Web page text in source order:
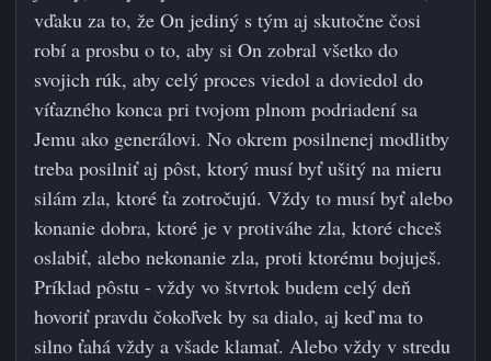
vďaku za to, že On jediný s tým aj skutočne čosi
robí a prosbu o to, aby si On zobral všetko do
svojich rúk, aby celý proces viedol a doviedol do
víťazného konca pri tvojom plnom podriadení sa
Jemu ako generálovi. No okrem posilnenej modlitby
treba posilniť aj pôst, ktorý musí byť ušitý na mieru
silám zla, ktoré ťa zotročujú. Vždy to musí byť alebo
konanie dobra, ktoré je v protiváhe zla, ktoré chceš
oslabiť, alebo nekonanie zla, proti ktorému bojuješ.
Príklad pôstu - vždy vo štvrtok budem celý deň
hovoriť pravdu čokoľvek by sa dialo, aj keď ma to
silno ťahá vždy a všade klamať. Alebo vždy v stredu